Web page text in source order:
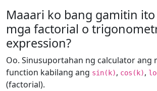
Maaari ko bang gamitin ito
mga factorial o
expression?
Oo. Sinusuportahan ng calculator ang
function kabilang ang sin(k), cos(k),
(factorial).